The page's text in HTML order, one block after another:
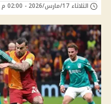
الثلاثاء 17/مارس/2026 - 02:00 م